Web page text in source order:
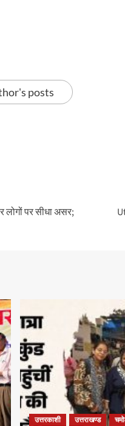
posts
लोगों पर सीधा असर;
उत्तरकाशी उत्तराखण्ड